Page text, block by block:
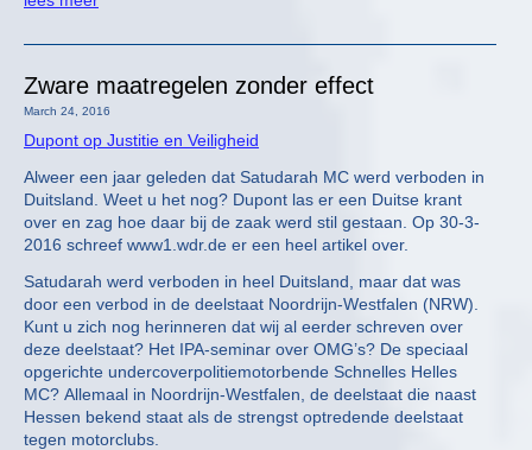
Zware maatregelen zonder effect
March 24, 2016
Dupont op Justitie en Veiligheid
Alweer een jaar geleden dat Satudarah MC werd verboden in
Duitsland. Weet u het nog? Dupont las er een Duitse krant
over en zag hoe daar bij de zaak werd stil gestaan. Op 30-3-
2016 schreef www1.wdr.de er een heel artikel over.
Satudarah werd verboden in heel Duitsland, maar dat was
door een verbod in de deelstaat Noordrijn-Westfalen (NRW).
Kunt u zich nog herinneren dat wij al eerder schreven over
deze deelstaat? Het IPA-seminar over OMG’s? De speciaal
opgerichte undercoverpolitiemotorbende Schnelles Helles
MC? Allemaal in Noordrijn-Westfalen, de deelstaat die naast
Hessen bekend staat als de strengst optredende deelstaat
tegen motorclubs.